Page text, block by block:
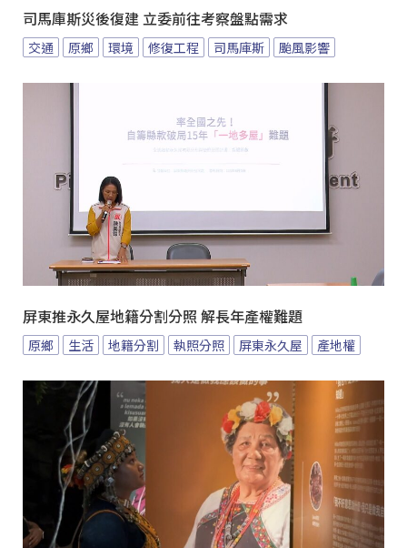
司馬庫斯災後復建 立委前往考察盤點需求
交通 原鄉 環境 修復工程 司馬庫斯 颱風影響
屏東推永久屋地籍分割分照 解長年產權難題
原鄉 生活 地籍分割 執照分照 屏東永久屋 產地權